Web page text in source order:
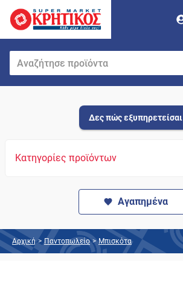
Δες πώς εξυπηρετείσαι
Κατηγορίες προϊόντων
Αγαπημένα
Αρχική > Παντοπωλείο > Μπισκότα